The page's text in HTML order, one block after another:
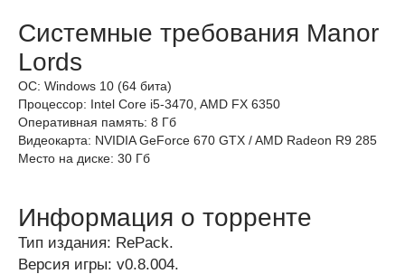
Системные требования Manor
Lords
ОС: Windows 10 (64 бита)
Процессор: Intel Core i5-3470, AMD FX 6350
Оперативная память: 8 Гб
Видеокарта: NVIDIA GeForce 670 GTX / AMD Radeon R9 285
Место на диске: 30 Гб
Информация о торренте
Тип издания: RePack.
Версия игры: v0.8.004.